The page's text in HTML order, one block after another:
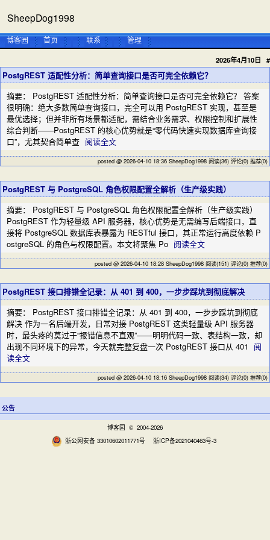
SheepDog1998
博客园 首页 联系 管理
公告
2026年4月10日 #
PostgREST 适配性分析：简单查询接口是否可完全依赖它？
摘要： PostgREST 适配性分析：简单查询接口是否可完全依赖它？ 答案
很明确：绝大多数简单查询接口，完全可以用 PostgREST 实现，甚至是
最优选择；但并非所有场景都适配，需结合业务需求、权限控制和扩展性
综合判断——PostgREST 的核心优势就是“零代码快速实现数据库查询接
口”，尤其契合简单查 阅读全文
posted @ 2026-04-10 18:36 SheepDog1998 阅读(36) 评论(0) 推荐(0)
PostgREST 与 PostgreSQL 角色权限配置全解析（生产级实践）
摘要： PostgREST 与 PostgreSQL 角色权限配置全解析（生产级实践）
PostgREST 作为轻量级 API 服务器，核心优势是无需编写后端接口，直
接将 PostgreSQL 数据库表暴露为 RESTful 接口，其正常运行高度依赖 P
ostgreSQL 的角色与权限配置。本文将聚焦 Po 阅读全文
posted @ 2026-04-10 18:28 SheepDog1998 阅读(151) 评论(0) 推荐(0)
PostgREST 接口排错全记录：从 401 到 400，一步步踩坑到彻底解决
摘要： PostgREST 接口排错全记录：从 401 到 400，一步步踩坑到彻底
解决 作为一名后端开发，日常对接 PostgREST 这类轻量级 API 服务器
时，最头疼的莫过于“报错信息不直观”——明明代码一致、表结构一致，却
出现不同环境下的异常，今天就完整复盘一次 PostgREST 接口从 401
阅
读全文
posted @ 2026-04-10 18:16 SheepDog1998 阅读(34) 评论(0) 推荐(0)
博客园 © 2004-2026
浙公网安备 33010602011771号
浙ICP备2021040463号-3